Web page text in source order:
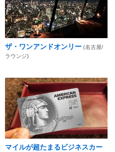
ザ・ワンアンドオンリー (名古屋/
ラウンジ)
マイルが超たまるビジネスカー